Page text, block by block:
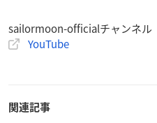
sailormoon-officialチャンネル
YouTube
関連記事